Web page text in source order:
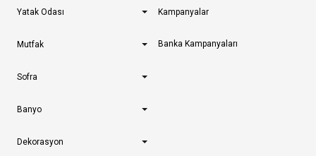
Yatak Odası
Mutfak
Sofra
Banyo
Dekorasyon
Kampanyalar
Banka Kampanyaları